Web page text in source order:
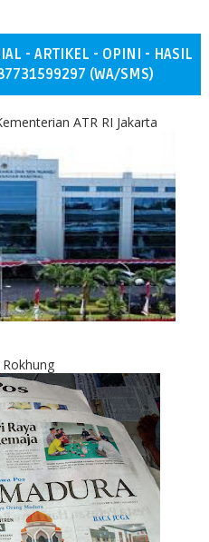
- ARTIKEL - OPINI - HASIL
(WA/SMS)
ATR RI Jakarta